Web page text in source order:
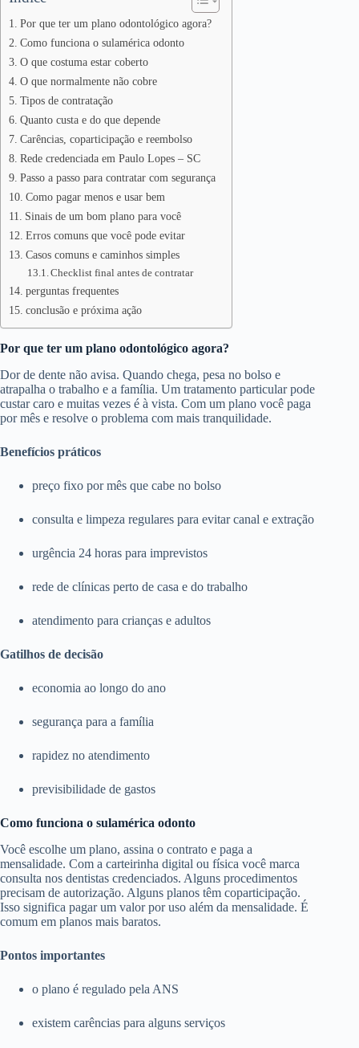
Por que ter um plano odontológico agora?
Como funciona o sulamérica odonto
O que costuma estar coberto
O que normalmente não cobre
Tipos de contratação
Quanto custa e do que depende
Carências, coparticipação e reembolso
Rede credenciada em Paulo Lopes – SC
Passo a passo para contratar com segurança
Como pagar menos e usar bem
Sinais de um bom plano para você
Erros comuns que você pode evitar
Casos comuns e caminhos simples
Checklist final antes de contratar
perguntas frequentes
conclusão e próxima ação
Por que ter um plano odontológico agora?
Dor de dente não avisa. Quando chega, pesa no bolso e
atrapalha o trabalho e a família. Um tratamento particular pode
custar caro e muitas vezes é à vista. Com um plano você paga
por mês e resolve o problema com mais tranquilidade.
Benefícios práticos
preço fixo por mês que cabe no bolso
consulta e limpeza regulares para evitar canal e extração
urgência 24 horas para imprevistos
rede de clínicas perto de casa e do trabalho
atendimento para crianças e adultos
Gatilhos de decisão
economia ao longo do ano
segurança para a família
rapidez no atendimento
previsibilidade de gastos
Como funciona o sulamérica odonto
Você escolhe um plano, assina o contrato e paga a
mensalidade. Com a carteirinha digital ou física você marca
consulta nos dentistas credenciados. Alguns procedimentos
precisam de autorização. Alguns planos têm coparticipação.
Isso significa pagar um valor por uso além da mensalidade. É
comum em planos mais baratos.
Pontos importantes
o plano é regulado pela ANS
existem carências para alguns serviços